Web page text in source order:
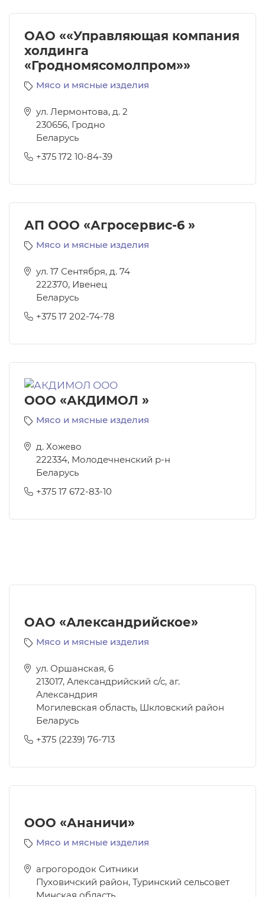
ОАО ««Управляющая компания
холдинга
«Гродномясомолпром»»
Мясо и мясные изделия
ул. Лермонтова, д. 2
230656, Гродно
Беларусь
+375 172 10-84-39
АП ООО «Агросервис-6 »
Мясо и мясные изделия
ул. 17 Сентября, д. 74
222370, Ивенец
Беларусь
+375 17 202-74-78
ООО «АКДИМОЛ »
Мясо и мясные изделия
д. Хожево
222334, Молодечненский р-н
Беларусь
+375 17 672-83-10
ОАО «Александрийское»
Мясо и мясные изделия
ул. Оршанская, 6
213017, Александрийский с/с, аг.
Александрия
Могилевская область, Шкловский район
Беларусь
+375 (2239) 76-713
ООО «Ананичи»
Мясо и мясные изделия
агрогородок Ситники
Пуховичский район, Туринский сельсовет